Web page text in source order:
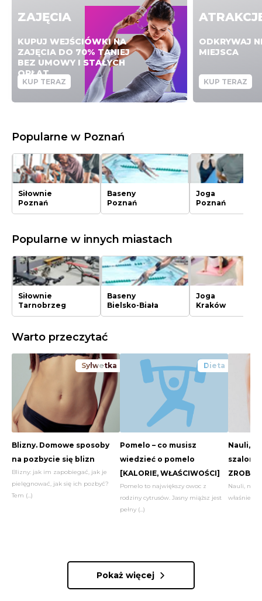
ZAJĘCIA
KUPUJ WEJŚCIÓWKI NA
ZAJĘCIA DO 70% TANIEJ
BEZ UMOWY I STAŁYCH
OPŁAT
KUP TERAZ
ODKRYWAJ
MIEJSCA
KUP TERAZ
Popularne w Poznań
Siłownie
Poznań
Baseny
Poznań
Joga
Poznań
Popularne w innych miastach
Siłownie
Tarnobrzeg
Baseny
Bielsko-Biała
Joga
Kraków
Warto przeczytać
Sylwetka
Blizny. Domowe sposoby
na pozbycie się blizn
Blizny: jak im zapobiegać, jak je
pielęgnować, jak się ich pozbyć?
Tem (...)
Dieta
Pomelo – co musisz
wiedzieć o pomelo
[KALORIE, WŁAŚCIWOŚCI]
Pomelo to największy owoc z
rodziny cytrusów. Jasny miąższ jest
pełny (...)
Nauli,
szalona
Nauli,
właśnie
Pokaż więcej